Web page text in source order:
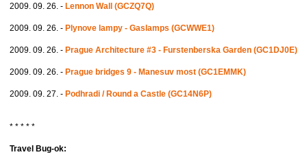
2009. 09. 26. - Lennon Wall (GCZQ7Q)
2009. 09. 26. - Plynove lampy - Gaslamps (GCWWE1)
2009. 09. 26. - Prague Architecture #3 - Furstenberska Garden (GC1DJ0E)
2009. 09. 26. - Prague bridges 9 - Manesuv most (GC1EMMK)
2009. 09. 27. - Podhradi / Round a Castle (GC14N6P)
* * * * *
Travel Bug-ok: